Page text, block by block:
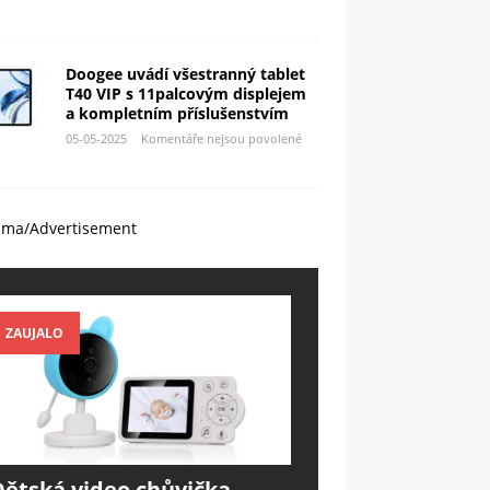
Doogee uvádí všestranný tablet
T40 VIP s 11palcovým displejem
a kompletním příslušenstvím
05-05-2025 Komentáře nejsou povolené
Advertisement
ZAUJALO